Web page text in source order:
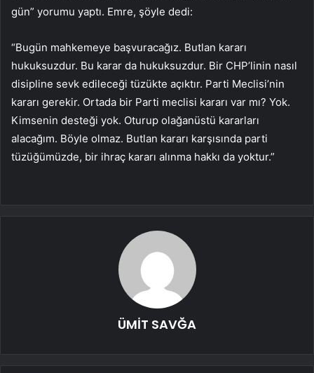
gün” yorumu yaptı. Emre, şöyle dedi:
“Bugün mahkemeye başvuracağız. Butlan kararı
hukuksuzdur. Bu karar da hukuksuzdur. Bir CHP’linin nasıl
disipline sevk edileceği tüzükte açıktır. Parti Meclisi’nin
kararı gerekir. Ortada bir Parti meclisi kararı var mı? Yok.
Kimsenin desteği yok. Oturup olağanüstü kararları
alacağım. Böyle olmaz. Butlan kararı karşısında parti
tüzüğümüzde, bir ihraç kararı alınma hakkı da yoktur.”
ÜMİT SAVĞA